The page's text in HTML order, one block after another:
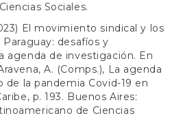
Sociales.
El movimiento sindical y los
desafíos y
agenda de investigación. En
A. (Comps.), La agenda
de la pandemia Covid-19 en
p. 193. Buenos Aires:
de Ciencias